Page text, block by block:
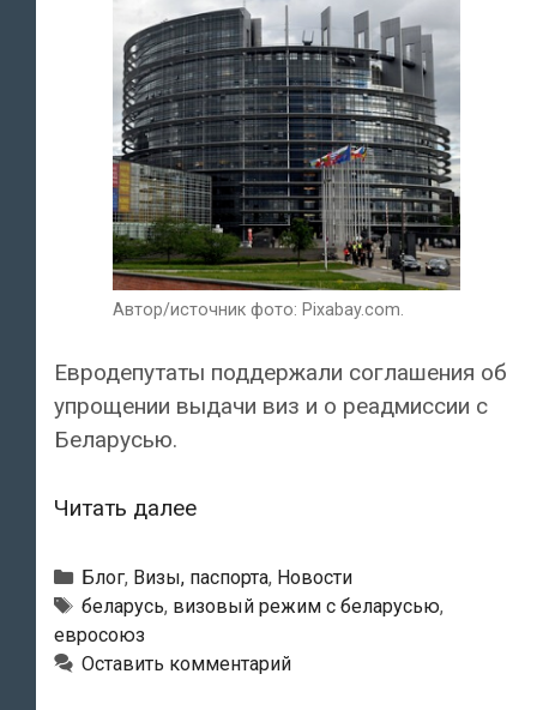
Автор/источник фото: Pixabay.com.
Евродепутаты поддержали соглашения об
упрощении выдачи виз и о реадмиссии с
Беларусью.
Читать далееЕвропарламент
упрощение
визового
с
Рубрики
Блог, Визы, паспорта, Новости
Метки
беларусь, визовый режим с беларусью,
евросоюз
Оставить комментарий